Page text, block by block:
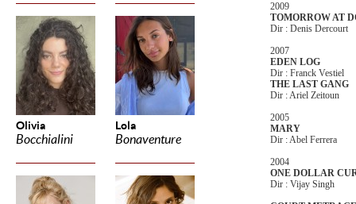
Olivia
Bocchialini
Lola
Bonaventure
2009
TOMORROW AT
Dir : Denis Dercourt
2007
EDEN LOG
Dir : Franck Vestiel
THE LAST GANG
Dir : Ariel Zeitoun
2005
MARY
Dir : Abel Ferrera
2004
ONE DOLLAR
Dir : Vijay Singh